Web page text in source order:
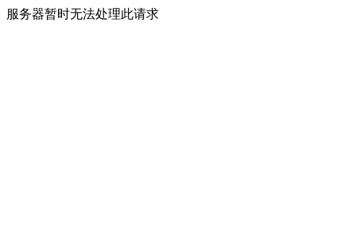
服务器暂时无法处理此请求